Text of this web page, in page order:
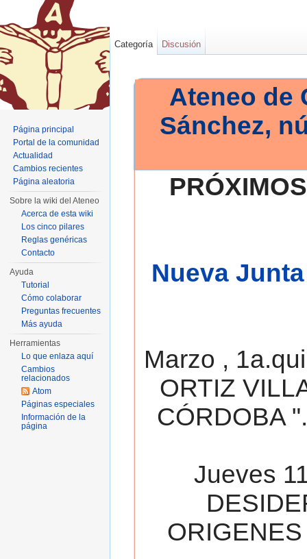
Ateneo de
Sánchez,
Nueva
Marzo ,
ORTIZ
CÓRDOBA
Jueves
Categoría Discusión
Página principal
Portal de la comunidad
Actualidad
Cambios recientes
Página aleatoria
Sobre la wiki del Ateneo
Acerca de esta wiki
Los cinco pilares
Reglas genéricas
Contacto
Ayuda
Tutorial
Cómo colaborar
Preguntas frecuentes
Más ayuda
Herramientas
Lo que enlaza aquí
Cambios
relacionados
Atom
Páginas especiales
Información de la
página